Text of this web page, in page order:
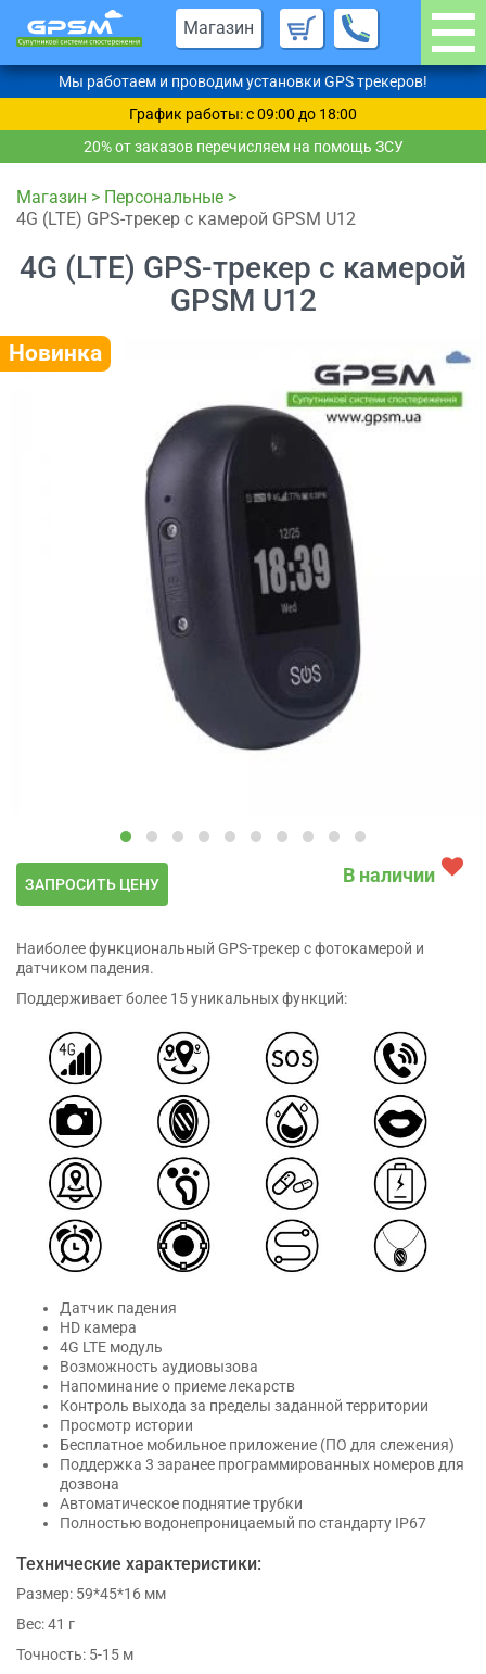
Магазин
Мы работаем и проводим установки GPS трекеров!
График работы: c 09:00 до 18:00
20% от заказов перечисляем на помощь ЗСУ
Магазин > Персональные >
4G (LTE) GPS-трекер с камерой GPSM U12
4G (LTE) GPS-трекер с камерой
GPSM U12
Новинка
ЗАПРОСИТЬ ЦЕНУ В наличии
Наиболее функциональный GPS-трекер с фотокамерой и
датчиком падения.
Поддерживает более 15 уникальных функций:
Датчик падения
HD камера
4G LTE модуль
Возможность аудиовызова
Напоминание о приеме лекарств
Контроль выхода за пределы заданной территории
Просмотр истории
Бесплатное мобильное приложение (ПО для слежения)
Поддержка 3 заранее программированных номеров для
дозвона
Автоматическое поднятие трубки
Полностью водонепроницаемый по стандарту IP67
Технические характеристики:
Размер: 59*45*16 мм
Вес: 41 г
Точность: 5-15 м